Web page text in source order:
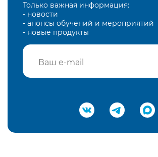
Только важная информация:
- новости
- анонсы обучений и мероприятий
- новые продукты
Подтвердить e-mail